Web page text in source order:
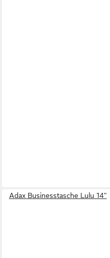
Adax Businesstasche Lulu 14"